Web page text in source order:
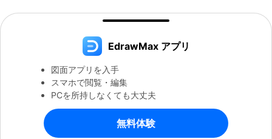
EdrawMax アプリ
図面アプリを入手
スマホで閲覧・編集
PCを所持しなくても大丈夫
無料体験